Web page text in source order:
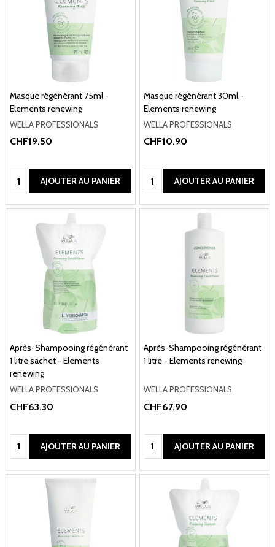
Masque régénérant 75ml -
Elements renewing
WELLA PROFESSIONALS
CHF19.50
Quantité:AJOUTER AU PANIER
Masque régénérant 30ml -
Elements renewing
WELLA PROFESSIONALS
CHF10.90
Quantité:AJOUTER AU PANIER
Après-Shampooing régénérant
1 litre sachet - Elements
renewing
WELLA PROFESSIONALS
CHF63.30
Quantité:AJOUTER AU PANIER
Après-Shampooing régénérant
1 litre - Elements renewing
WELLA PROFESSIONALS
CHF67.90
Quantité:AJOUTER AU PANIER